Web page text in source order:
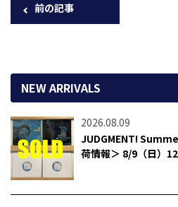
前の記事
NEW ARRIVALS
2026.08.09
JUDGMENT!
荷情報＞ 8/9（日）